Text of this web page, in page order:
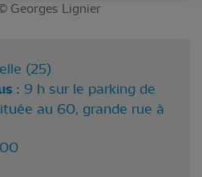
Georges Lignier
(25)
: 9 h sur le parking de
au 60, grande rue à